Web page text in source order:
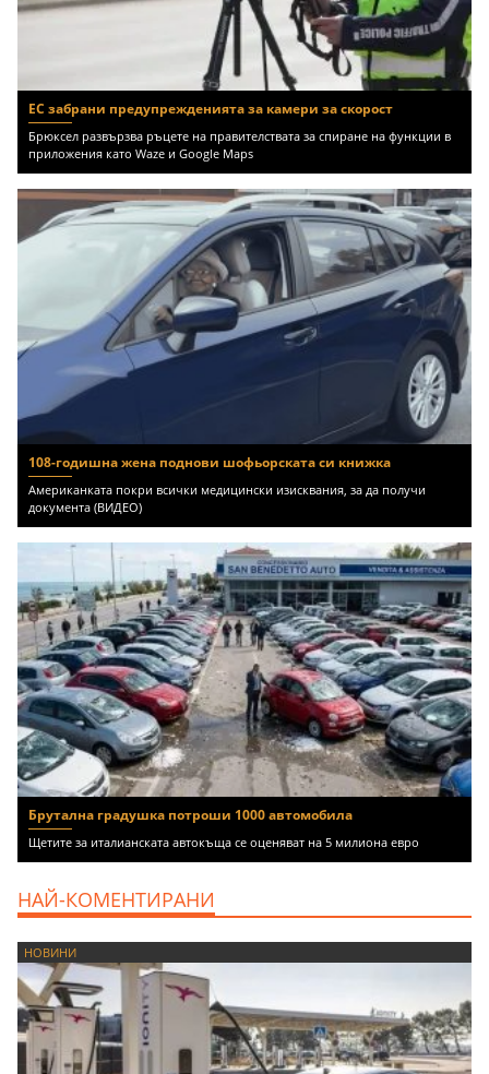
ЕС забрани предупрежденията за камери за скорост
Брюксел развързва ръцете на правителствата за спиране на функции в
приложения като Waze и Google Maps
108-годишна жена поднови шофьорската си книжка
Американката покри всички медицински изисквания, за да получи
документа (ВИДЕО)
Брутална градушка потроши 1000 автомобила
Щетите за италианската автокъща се оценяват на 5 милиона евро
НАЙ-КОМЕНТИРАНИ
НОВИНИ